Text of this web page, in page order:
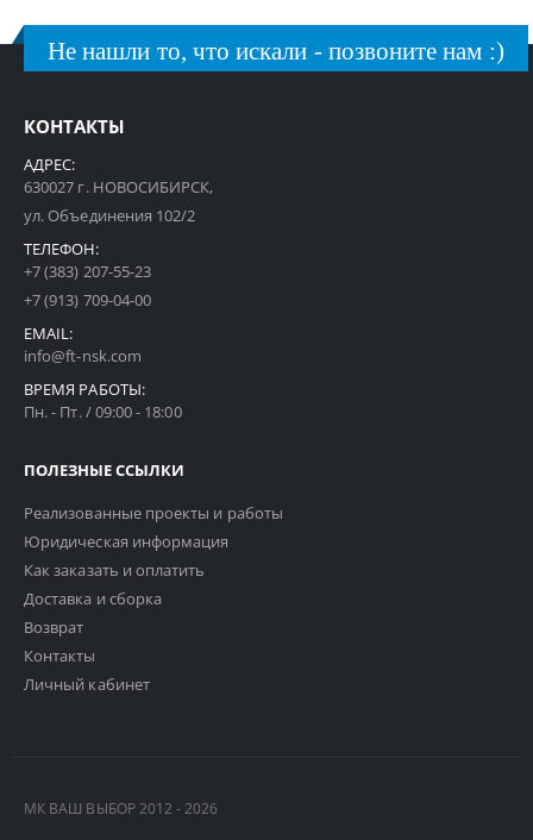
Не нашли то, что искали - позвоните нам :)
КОНТАКТЫ
АДРЕС:
630027 г. НОВОСИБИРСК,
ул. Объединения 102/2
ТЕЛЕФОН:
+7 (383) 207-55-23
+7 (913) 709-04-00
EMAIL:
info@ft-nsk.com
ВРЕМЯ РАБОТЫ:
Пн. - Пт. / 09:00 - 18:00
ПОЛЕЗНЫЕ ССЫЛКИ
Реализованные проекты и работы
Юридическая информация
Как заказать и оплатить
Доставка и сборка
Возврат
Контакты
Личный кабинет
МК ВАШ ВЫБОР 2012 - 2026